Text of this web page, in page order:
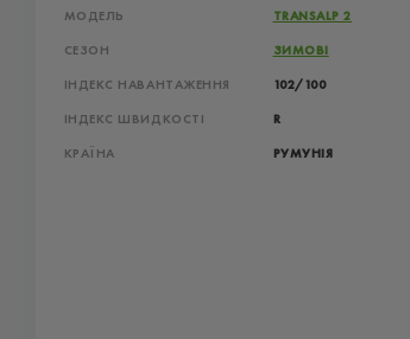
МОДЕЛЬ TRANSALP 2
СЕЗОН ЗИМОВІ
ІНДЕКС НАВАНТАЖЕННЯ 102/100
ІНДЕКС ШВИДКОСТІ R
КРАЇНА РУМУНІЯ